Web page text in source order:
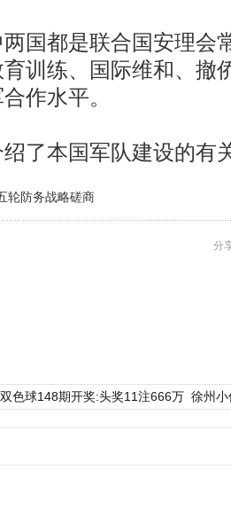
都是联合国安理会
训练、国际维和、撤
作水平。
本国军队建设的有
轮防务战略磋商
分
双色球148期开奖:头奖11注666万 徐州